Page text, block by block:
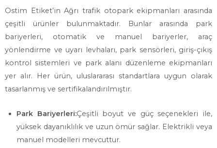
Ostim Etiket’in Ağrı trafik otopark ekipmanları arasında
çeşitli ürünler bulunmaktadır. Bunlar arasında park
bariyerleri, otomatik ve manuel bariyerler, araç
yönlendirme ve uyarı levhaları, park sensörleri, giriş-çıkış
kontrol sistemleri ve park alanı düzenleme ekipmanları
yer alır. Her ürün, uluslararası standartlara uygun olarak
tasarlanmış ve sertifikalandırılmıştır.
Park Bariyerleri:Çeşitli boyut ve güç seçenekleri ile,
yüksek dayanıklılık ve uzun ömür sağlar. Elektrikli veya
manuel modelleri mevcuttur.